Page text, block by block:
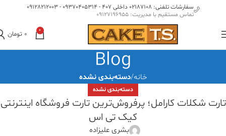
سفارشات تلفنی: 02187108 داخلی 407 - 09370405314 - 09128212003
تماس مستقیم با مدیریت: 09127196955
0
0 تومان
Blog
خانه دسته‌بندی نشده
دسته‌بندی نشده
تارت شکلات کارامل؛ پرفروش‌ترین تارت فروشگاه اینترنتی
کیک تی اس
بشری علیزاده